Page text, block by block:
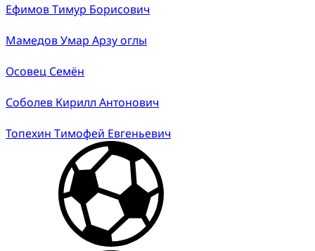
Ефимов Тимур Борисович
Мамедов Умар Арзу оглы
Осовец Семён
Соболев Кирилл Антонович
Топехин Тимофей Евгеньевич